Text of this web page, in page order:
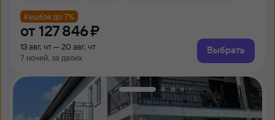
Кешбэк до 7%
от 127 ⁠846 ⁠₽
13 авг, чт — 20 авг, чт
7 ночей, за двоих
Выбрать